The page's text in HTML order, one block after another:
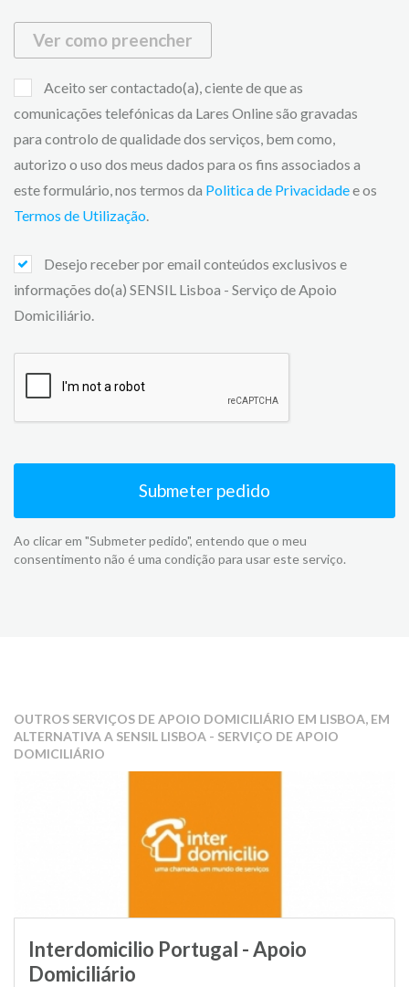
Ver como preencher
Aceito ser contactado(a), ciente de que as
comunicações telefónicas da Lares Online são gravadas
para controlo de qualidade dos serviços, bem como,
autorizo o uso dos meus dados para os fins associados a
este formulário, nos termos da Politica de Privacidadee os
Termos de Utilização.
Desejo receber por email conteúdos exclusivos e
informações do(a) SENSIL Lisboa - Serviço de Apoio
Domiciliário.
Submeter pedido
Ao clicar em "Submeter pedido", entendo que o meu
consentimento não é uma condição para usar este serviço.
OUTROS SERVIÇOS DE APOIO DOMICILIÁRIO EM LISBOA, EM
ALTERNATIVA A SENSIL LISBOA - SERVIÇO DE APOIO
DOMICILIÁRIO
Interdomicilio Portugal - Apoio
Domiciliário